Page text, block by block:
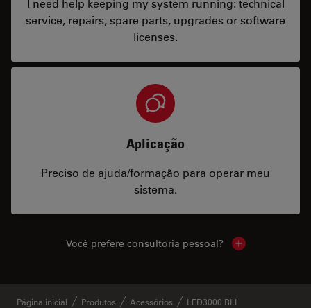
I need help keeping my system running: technical
service, repairs, spare parts, upgrades or software
licenses.
Aplicação
Preciso de ajuda/formação para operar meu
sistema.
Você prefere consultoria pessoal? Show local
Página inicial Produtos Acessórios LED3000 BLI